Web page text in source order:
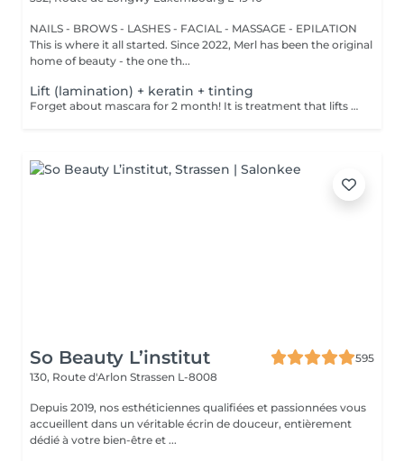
NAILS - BROWS - LASHES - FACIAL - MASSAGE - EPILATION
This is where it all started. Since 2022, Merl has been the original
home of beauty - the one th...
Lift (lamination) + keratin + tinting
Forget about mascara for 2 month! It is treatment that lifts and curls your natural lashes to make them look longer and give them an attractive shape that will open up your eyes. How is lash lamination done? - lashes are washed - eye pad is placed - silicone rods are placed - perming solution is applied - lifting solution is applied - noutralizing solution is applied - henna or paint is applied - keratin is applied - lashes are washed - silicone rods are removed Age restrictions: recommended to do from 14 years. Post procedure recommendations: do not wash eyelashes 24 hours after the procedure. Frequency: once in 4-6 weeks.
So Beauty L’institut
595
130, Route d'Arlon Strassen L-8008
Depuis 2019, nos esthéticiennes qualifiées et passionnées vous
accueillent dans un véritable écrin de douceur, entièrement
dédié à votre bien-être et ...